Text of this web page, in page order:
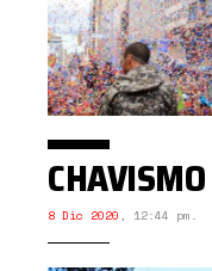
8 Dic 2020 , 12:44 pm.